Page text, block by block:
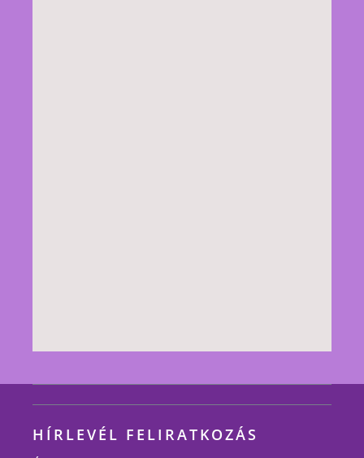
HÍRLEVÉL FELIRATKOZÁS